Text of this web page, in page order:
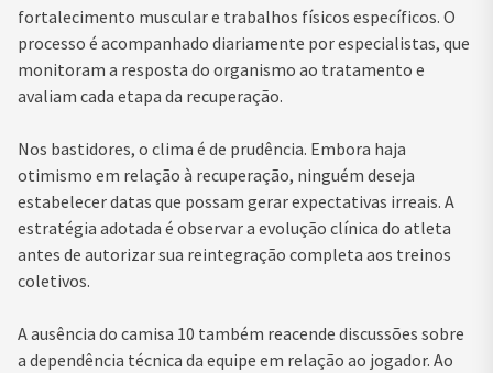
fortalecimento muscular e trabalhos físicos específicos. O
processo é acompanhado diariamente por especialistas, que
monitoram a resposta do organismo ao tratamento e
avaliam cada etapa da recuperação.
Nos bastidores, o clima é de prudência. Embora haja
otimismo em relação à recuperação, ninguém deseja
estabelecer datas que possam gerar expectativas irreais. A
estratégia adotada é observar a evolução clínica do atleta
antes de autorizar sua reintegração completa aos treinos
coletivos.
A ausência do camisa 10 também reacende discussões sobre
a dependência técnica da equipe em relação ao jogador. Ao